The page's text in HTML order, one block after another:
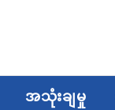
အသုံးချမှု